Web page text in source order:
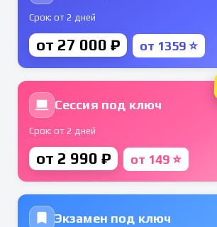
Срок: от 2 дней
от 27 000 ₽ от 1359 ⭐
Сессия под ключ
Срок: от 2 дней
от 2 990 ₽ от 149 ⭐
Экзамен под ключ